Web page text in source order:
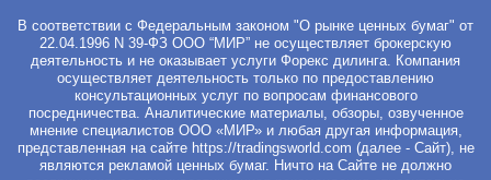
В соответствии с Федеральным законом "О рынке ценных бумаг" от
22.04.1996 N 39-ФЗ ООО “МИР” не осуществляет брокерскую
деятельность и не оказывает услуги Форекс дилинга. Компания
осуществляет деятельность только по предоставлению
консультационных услуг по вопросам финансового
посредничества. Аналитические материалы, обзоры, озвученное
мнение специалистов ООО «МИР» и любая другая информация,
представленная на сайте https://tradingsworld.com (далее - Сайт), не
являются рекламой ценных бумаг. Ничто на Сайте не должно